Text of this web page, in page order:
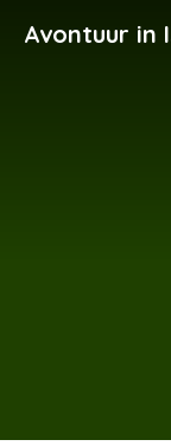
Avontuur in